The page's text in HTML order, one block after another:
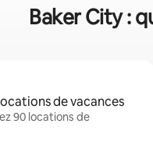
Baker City :
de vacances
90 locations de